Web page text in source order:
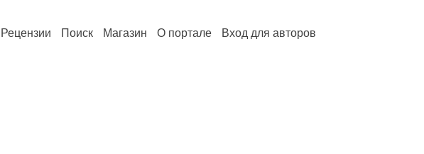
Рецензии Поиск Магазин О портале Вход для авторов